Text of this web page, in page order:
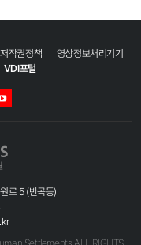
저작권정책
영상정보처리기기
VDI포털
로 5 (반곡동)